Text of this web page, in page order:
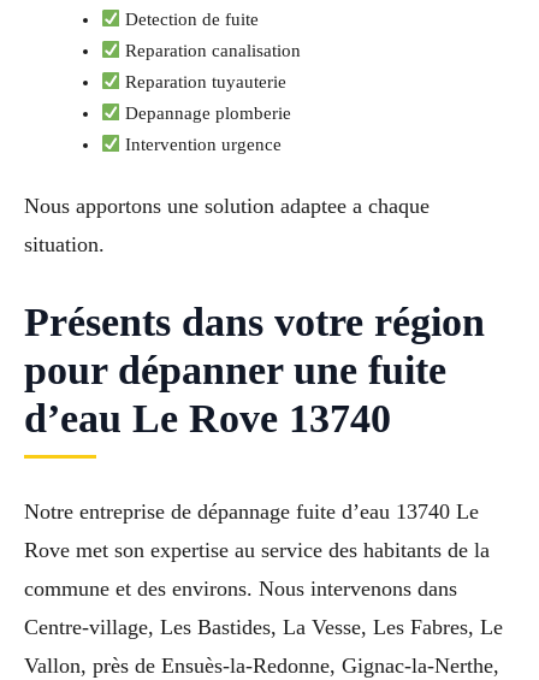
Detection de fuite
Reparation canalisation
Reparation tuyauterie
Depannage plomberie
Intervention urgence
Nous apportons une solution adaptee a chaque
situation.
Présents dans votre région
pour dépanner une fuite
d’eau Le Rove 13740
Notre entreprise de dépannage fuite d’eau 13740 Le
Rove met son expertise au service des habitants de la
commune et des environs. Nous intervenons dans
Centre-village, Les Bastides, La Vesse, Les Fabres, Le
Vallon, près de Ensuès-la-Redonne, Gignac-la-Nerthe,